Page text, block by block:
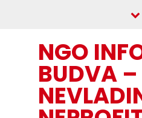
NGO
BUDVA –